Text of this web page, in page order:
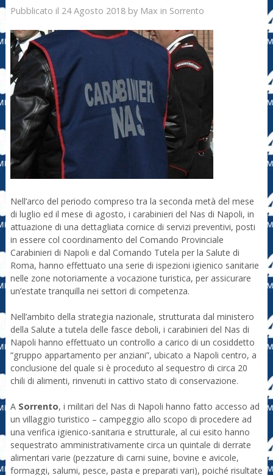
Pubblicato il 24 Agosto 2018by Max in Sorrento
Nell’arco del periodo compreso tra la seconda metà del mese
di luglio ed il mese di agosto, i carabinieri del Nas di Napoli, in
attuazione di una dettagliata cornice di servizi preventivi, posti
in essere col coordinamento del Comando Provinciale
Carabinieri di Napoli e dal Comando Tutela per la Salute di
Roma, hanno effettuato una serie di ispezioni igienico sanitarie
nelle zone notoriamente a vocazione turistica, per assicurare
un’estate tranquilla nei settori di competenza.
Nell’ambito della strategia nazionale, strutturata dal ministero
della Salute a tutela delle fasce deboli, i carabinieri del Nas di
Napoli hanno effettuato un controllo a carico di un cosiddetto
“gruppo appartamento per anziani”, ubicato a Napoli centro, a
conclusione del quale si è proceduto al sequestro di circa 20
chili di alimenti, rinvenuti in cattivo stato di conservazione.
A Sorrento, i militari del Nas di Napoli hanno fatto accesso ad
un villaggio turistico – campeggio allo scopo di procedere ad
una verifica igienico-sanitaria e strutturale, al cui esito hanno
sequestrato amministrativamente circa un quintale di derrate
alimentari varie (pezzature di carni suine, bovine e avicole,
formaggi, salumi, pesce, pasta e preparati vari), poiché risultate